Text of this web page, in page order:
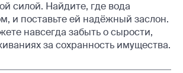
силой. Найдите, где вода
и поставьте ей надёжный заслон.
навсегда забыть о сырости,
за сохранность имущества.